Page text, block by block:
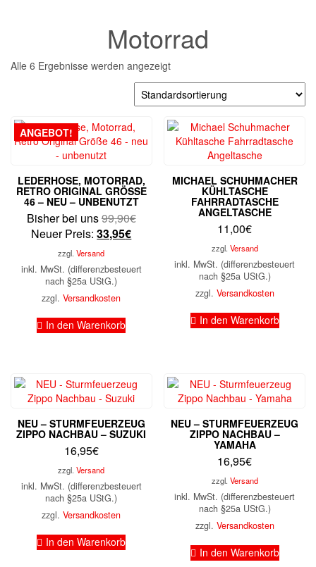
Motorrad
Alle 6 Ergebnisse werden angezeigt
ANGEBOT!
LEDERHOSE, MOTORRAD,
RETRO ORIGINAL GRÖSSE 4
6 – NEU – UNBENUTZT
Bisher bei uns99,90€Ursprünglicher
99,90€
Neuer Preis: 33,95€Aktueller
ist:
zzgl.Versand
inkl. MwSt. (differenzbesteuert
nach §25a UStG.)
zzgl.Versandkosten
In den Warenkorb
MICHAEL SCHUHMACHER
KÜHLTASCHE
FAHRRADTASCHE
ANGELTASCHE
11,00€
zzgl. Versand
inkl. MwSt. (differenzbesteuert
nach §25a UStG.)
zzgl. Versandkosten
In den Warenkorb
NEU – STURMFEUERZEUG
ZIPPO NACHBAU – SUZUKI
16,95€
zzgl.Versand
inkl. MwSt. (differenzbesteuert
nach §25a UStG.)
zzgl.Versandkosten
In den Warenkorb
NEU – STURMFEUERZEUG
ZIPPO NACHBAU –
YAMAHA
16,95€
zzgl. Versand
inkl. MwSt. (differenzbesteuert
nach §25a UStG.)
zzgl. Versandkosten
In den Warenkorb